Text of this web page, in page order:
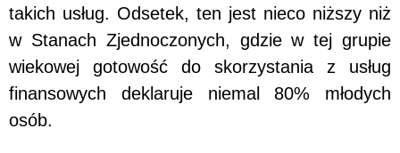
takich usług. Odsetek, ten jest nieco niższy niż
w Stanach Zjednoczonych, gdzie w tej grupie
wiekowej gotowość do skorzystania z usług
finansowych deklaruje niemal 80% młodych
osób.